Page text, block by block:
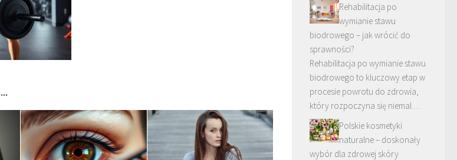
Rehabilitacja po
wymianie stawu
biodrowego – jak wrócić do
sprawności?
Rehabilitacja po wymianie stawu
biodrowego to kluczowy etap w
procesie powrotu do zdrowia,
który rozpoczyna się niemal …
Polskie kosmetyki
naturalne – doskonały
wybór dla zdrowej skóry